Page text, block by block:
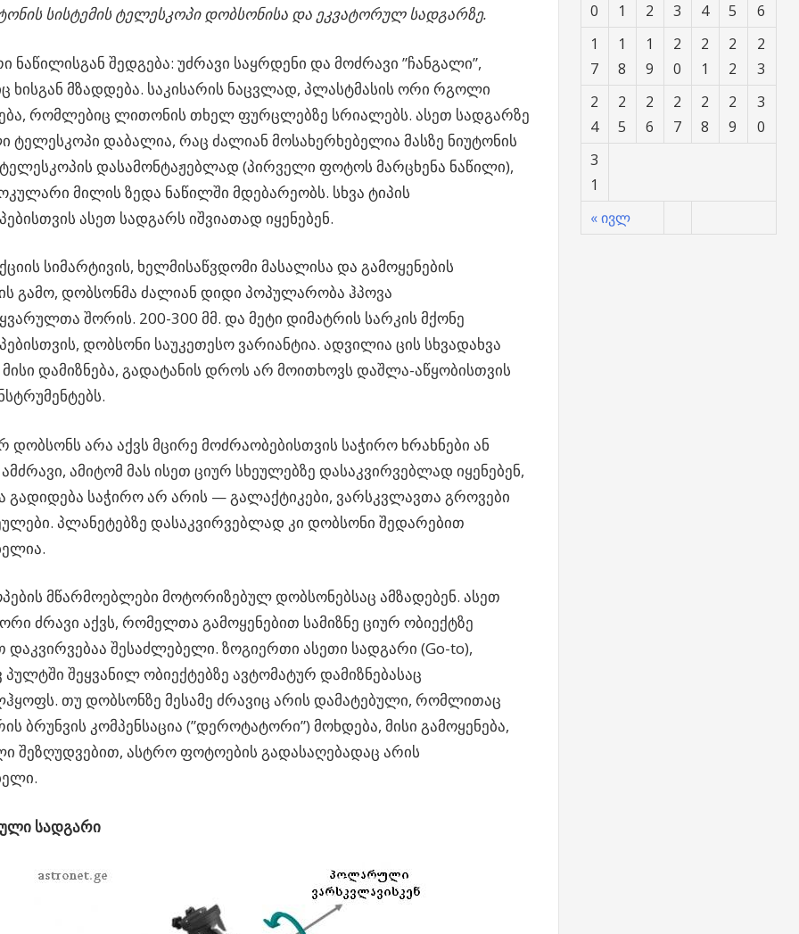
სისტემის ტელესკოპი დობსონისა და ეკვატორულ სადგარზე.
ნაწილისგან შედგება: უძრავი საყრდენი და მოძრავი ”ჩანგალი”,
ხისგან მზადდება. საკისარის ნაცვლად, პლასტმასის ორი რგოლი
რომლებიც ლითონის თხელ ფურცლებზე სრიალებს. ასეთ სადგარზე
ტელესკოპი დაბალია, რაც ძალიან მოსახერხებელია მასზე ნიუტონის
ტელესკოპის დასამონტაჟებლად (პირველი ფოტოს მარცხენა ნაწილი),
მილის ზედა ნაწილში მდებარეობს. სხვა ტიპის
ასეთ სადგარს იშვიათად იყენებენ.
სიმარტივის, ხელმისაწვდომი მასალისა და გამოყენების
გამო, დობსონმა ძალიან დიდი პოპულარობა ჰპოვა
შორის. 200-300 მმ. და მეტი დიმატრის სარკის მქონე
დობსონი საუკეთესო ვარიანტია. ადვილია ცის სხვადახვა
მისი დამიზნება, გადატანის დროს არ მოითხოვს დაშლა-აწყობისთვის
დობსონს არა აქვს მცირე მოძრაობებისთვის საჭირო ხრახნები ან
ამიტომ მას ისეთ ციურ სხეულებზე დასაკვირვებლად იყენებენ,
საჭირო არ არის — გალაქტიკები, ვარსკვლავთა გროვები
პლანეტებზე დასაკვირვებლად კი დობსონი შედარებით
მწარმოებლები მოტორიზებულ დობსონებსაც ამზადებენ. ასეთ
ძრავი აქვს, რომელთა გამოყენებით სამიზნე ციურ ობიექტზე
დაკვირვებაა შესაძლებელი. ზოგიერთი ასეთი სადგარი (Go-to),
პულტში შეყვანილ ობიექტებზე ავტომატურ დამიზნებასაც
თუ დობსონზე მესამე ძრავიც არის დამატებული, რომლითაც
ბრუნვის კომპენსაცია (”დეროტატორი”) მოხდება, მისი გამოყენება,
შეზღუდვებით, ასტრო ფოტოების გადასაღებადაც არის
სადგარი
« ივლ
0
1
2
3
4
5
6
1
7
1
8
1
9
2
0
2
1
2
2
2
3
2
4
2
5
2
6
2
7
2
8
2
9
3
0
3
1